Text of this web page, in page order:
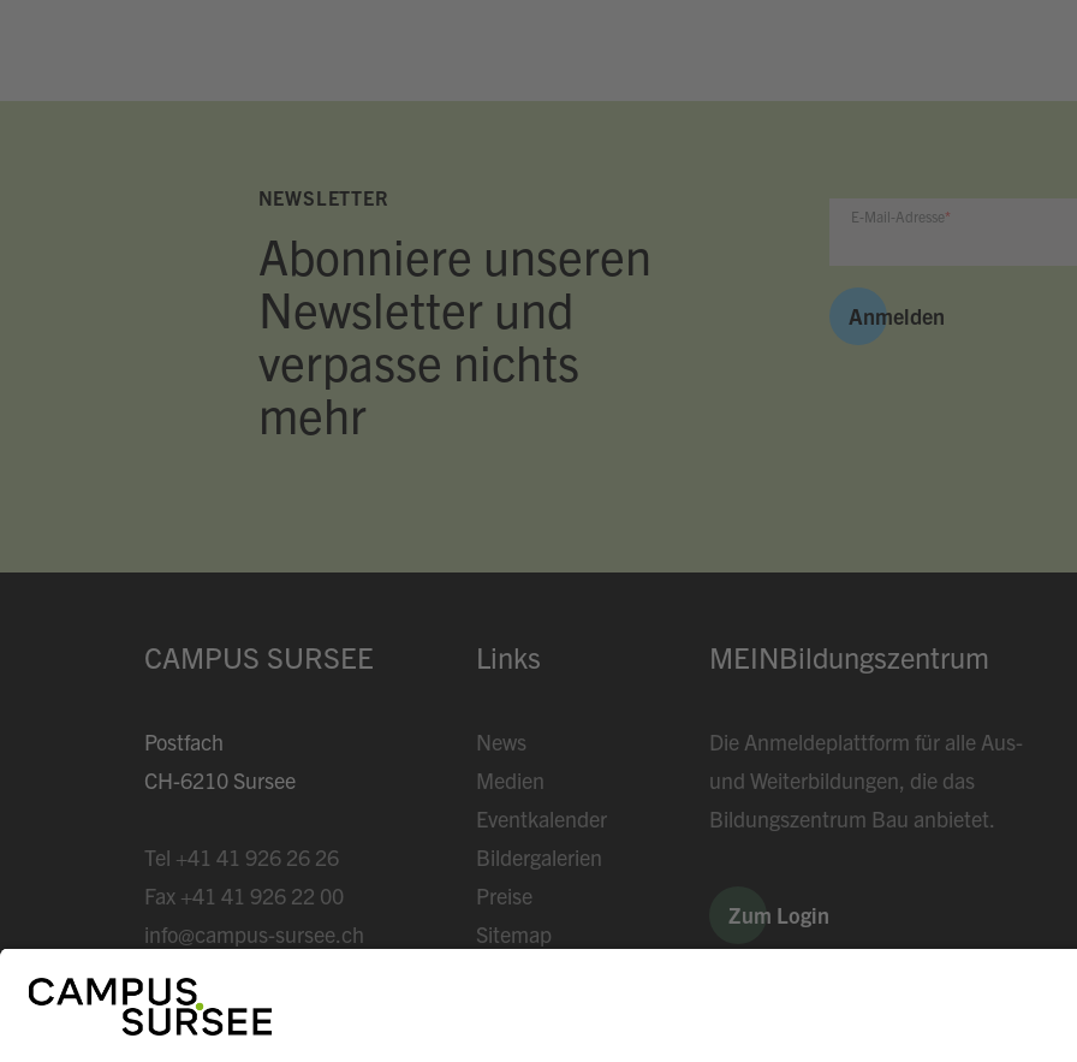
NEWSLETTER
Abonniere unseren
Newsletter und
verpasse nichts
mehr
E-Mail-Adresse
Anmelden
CAMPUS SURSEE
Postfach
CH-6210 Sursee
Tel +41 41 926 26 26
Fax +41 41 926 22 00
info@campus-sursee.ch
Links
News
Medien
Eventkalender
Bildergalerien
Preise
Sitemap
MEINBildungszentrum
Die Anmeldeplattform für alle Aus-
und Weiterbildungen, die das
Bildungszentrum Bau anbietet.
Zum Login